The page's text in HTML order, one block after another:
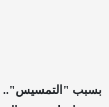
بسبب "التمسيس"..